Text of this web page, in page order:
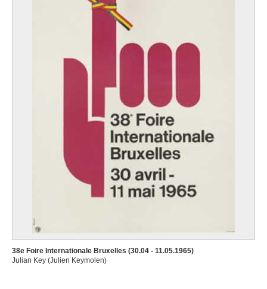
38e Foire Internationale Bruxelles (30.04 - 11.05.1965)
Julian Key (Julien Keymolen)